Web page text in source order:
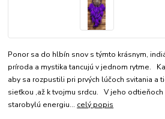
Ponor sa do hlbín snov s týmto krásnym,
príroda a mystika tancujú v jednom rytme.
aby sa rozpustili pri prvých lúčoch svitania a
sieťkou ,až k tvojmu srdcu. V jeho odtieňoch
starobylú energiu... celý popis